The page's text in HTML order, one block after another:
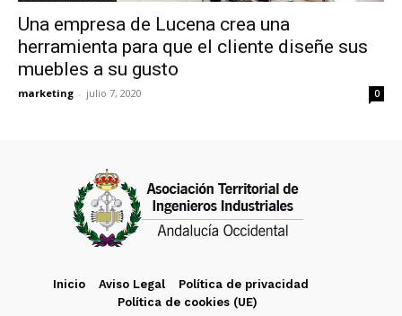
Una empresa de Lucena crea una
herramienta para que el cliente diseñe sus
muebles a su gusto
marketing - julio 7, 2020 0
Inicio Aviso Legal
Política de privacidad
Política de cookies (UE)